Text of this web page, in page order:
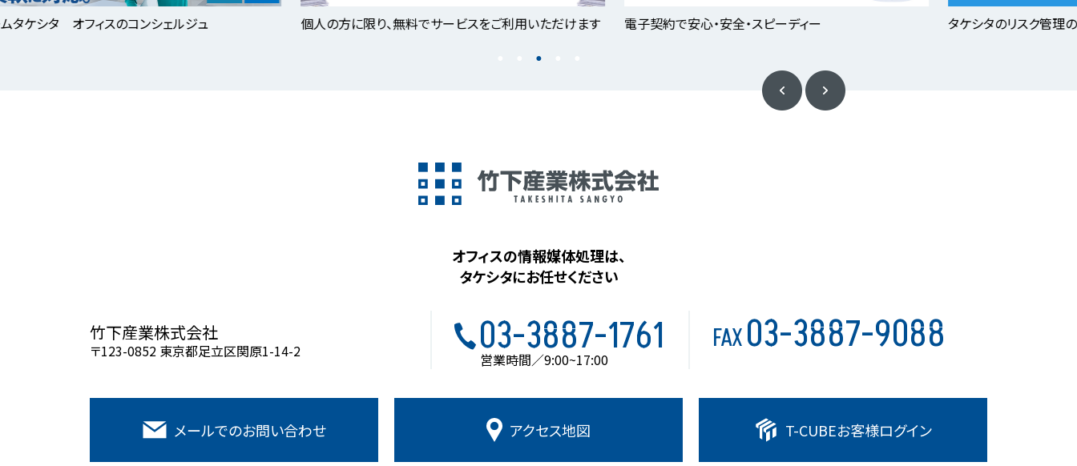
ィスのコンシェルジュ 個人の方に限り、無料でサービスをご利用いただけます 電子契約で安心・安全・スピーディー タケシタのリスク管理の取り組み
オフィスの情報媒体処理は、
タケシタにお任せください
竹下産業株式会社
〒123-0852 東京都足立区関原1-14-2 03-3887-1761
営業時間／9:00~17:00
FAX03-3887-9088
メールでのお問い合わせ アクセス地図 T-CUBEお客様ログイン